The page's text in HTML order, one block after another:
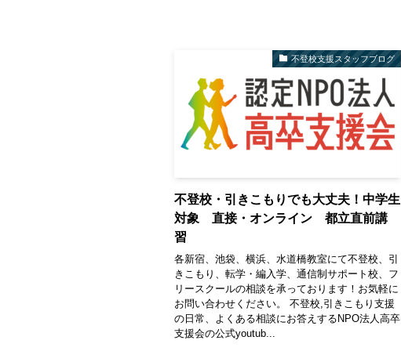
不登校支援スタッフブログ
不登校・引きこもりでも大丈夫！中学生
対象 直接・オンライン 都立直前講
習
各新宿、池袋、横浜、水道橋教室にて不登校、引
きこもり、転学・編入学、通信制サポート校、フ
リースクールの相談を承っております！お気軽に
お問い合わせください。 不登校,引きこもり支援
の日常、よくある相談にお答えするNPO法人高卒
支援会の公式youtub...